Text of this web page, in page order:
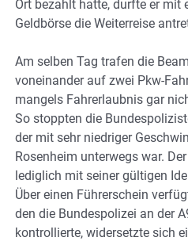
Ort bezahlt hatte, durfte er mit
Geldbörse die Weiterreise
Am selben Tag trafen die
voneinander auf zwei Pkw-
mangels Fahrerlaubnis gar
So stoppten die
der mit sehr niedriger
Rosenheim unterwegs war.
lediglich mit seiner gültigen
Über einen Führerschein
den die Bundespolizei an der
kontrollierte, widersetzte sich